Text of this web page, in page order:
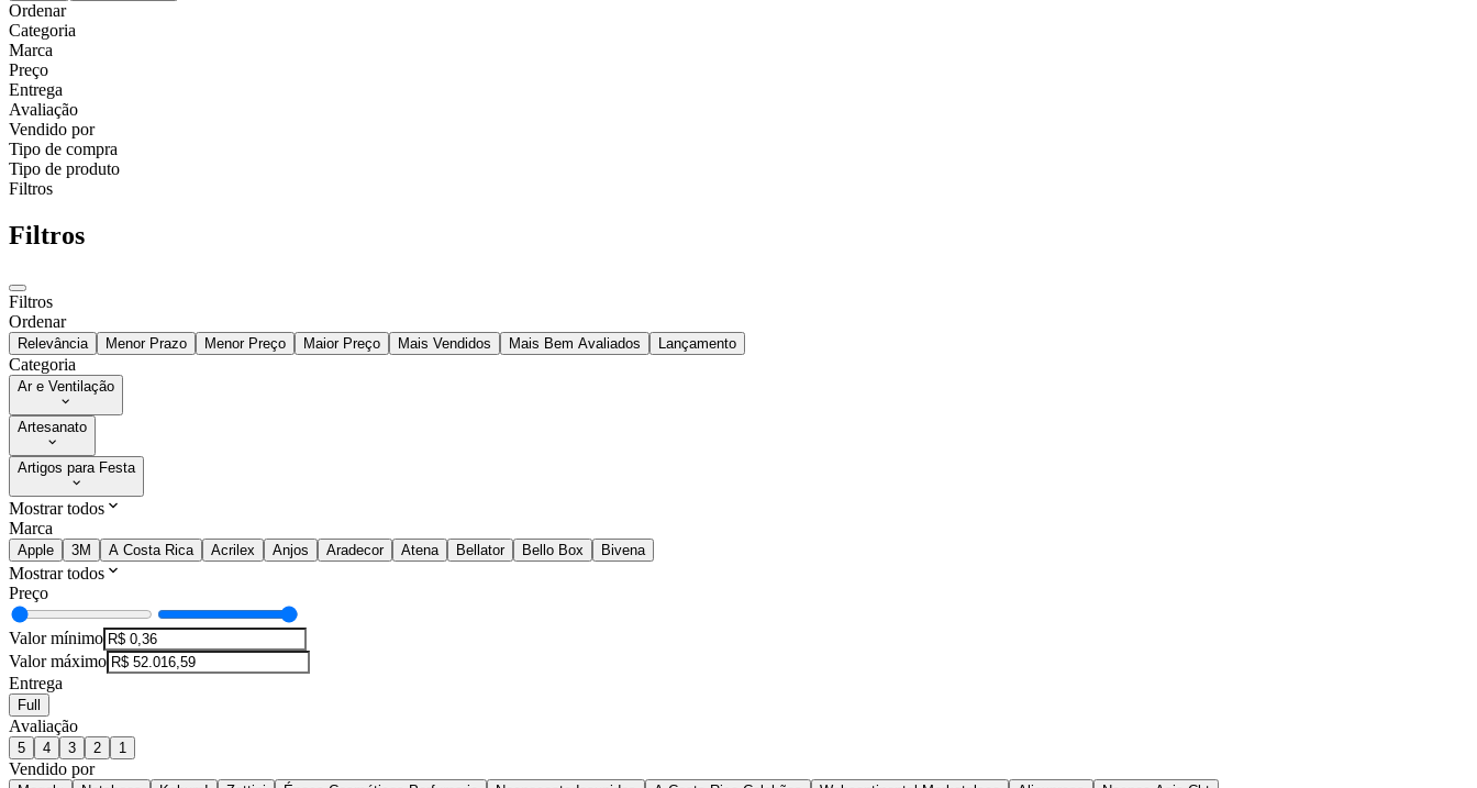
Ordenar
Categoria
Marca
Preço
Entrega
Avaliação
Vendido por
Tipo de compra
Tipo de produto
Filtros
Filtros
Filtros
Ordenar
Relevância Menor Prazo Menor Preço Maior Preço Mais Vendidos Mais Bem Avaliados Lançamento
Categoria
Ar e Ventilação
Artesanato
Artigos para Festa
Mostrar todos
Marca
Apple 3M A Costa Rica Acrilex Anjos Aradecor Atena Bellator Bello Box Bivena
Mostrar todos
Preço
Valor mínimo
Valor máximo
Entrega
Full
Avaliação
5 4 3 2 1
Vendido por